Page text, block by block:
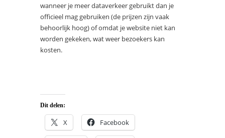
wanneer je meer dataverkeer gebruikt dan je
officieel mag gebruiken (de prijzen zijn vaak
behoorlijk hoog) of omdat je website niet kan
worden gekeken, wat weer bezoekers kan
kosten.
Dit delen:
X Facebook